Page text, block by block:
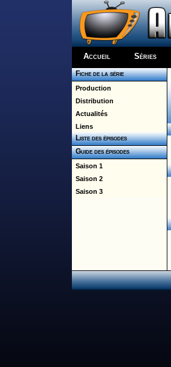
Accueil Séries
Fiche de la série
Production
Distribution
Actualités
Liens
Liste des épisodes
Guide des épisodes
Saison 1
Saison 2
Saison 3